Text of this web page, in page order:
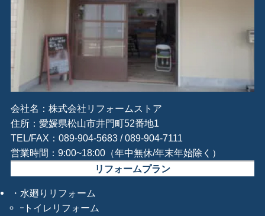
会社名：株式会社リフォームストア
住所：愛媛県松山市井門町52番地1
TEL/FAX：089-904-5683 / 089-904-7111
営業時間：9:00~18:00（年中無休/年末年始除く）
リフォームプラン
水廻りリフォーム
トイレリフォーム